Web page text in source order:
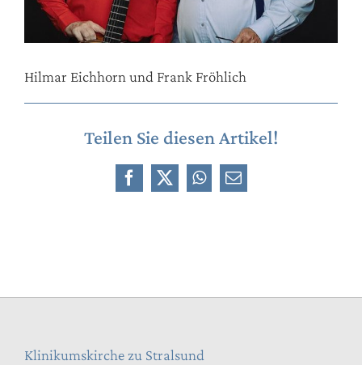
Hilmar Eichhorn und Frank Fröhlich
Teilen Sie diesen Artikel!
Facebook
X WhatsApp
E-
Klinikumskirche zu Stralsund